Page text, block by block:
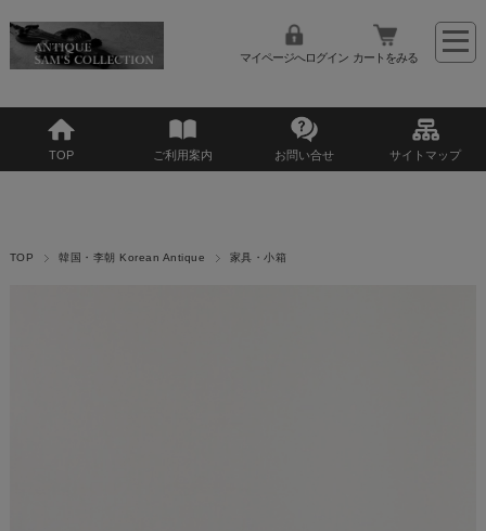
マイページへログイン カートをみる
TOP ご利用案内 お問い合せ サイトマップ
TOP 韓国・李朝 Korean Antique 家具・小箱